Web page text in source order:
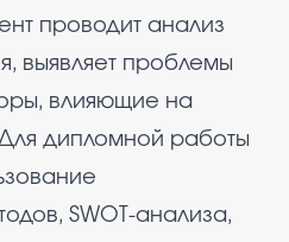
проводит анализ
выявляет проблемы
влияющие на
дипломной работы
SWOT-анализа,